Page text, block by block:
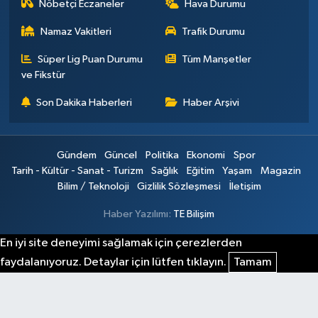
Nöbetçi Eczaneler Hava Durumu
Namaz Vakitleri Trafik Durumu
Süper Lig Puan Durumu
ve Fikstür
Tüm Manşetler
Son Dakika Haberleri Haber Arşivi
Gündem Güncel Politika Ekonomi
Spor
Tarih - Kültür - Sanat - Turizm
Sağlık Eğitim Yaşam
Magazin
Bilim / Teknoloji
Gizlilik Sözleşmesi İletişim
Haber Yazılımı: TE Bilişim
En iyi site deneyimi sağlamak için çerezlerden
faydalanıyoruz. Detaylar için lütfen tıklayın.
Tamam